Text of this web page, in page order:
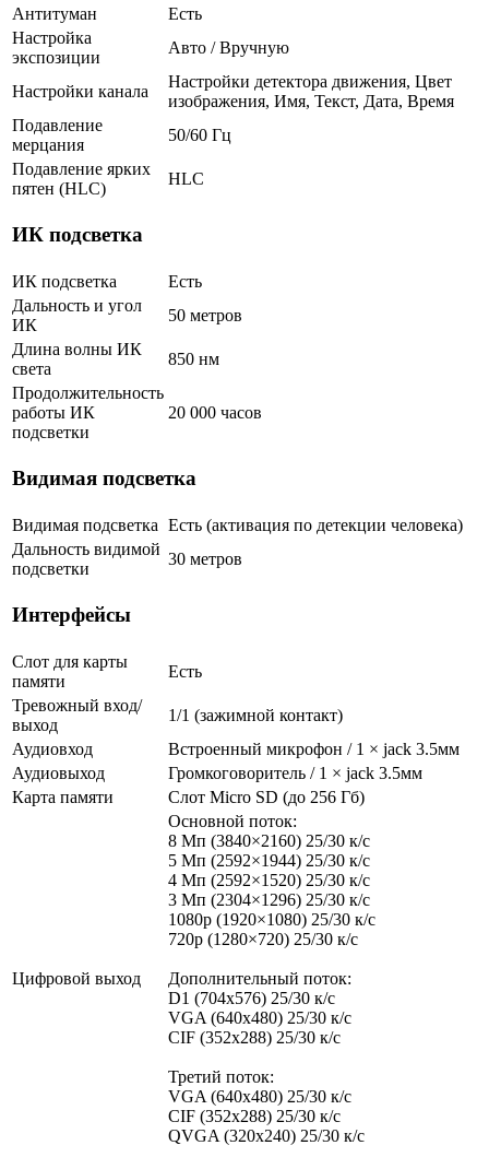
Антитуман
Есть
Настройка
экспозиции
Авто / Вручную
Настройки канала
Настройки детектора движения, Цвет
изображения, Имя, Текст, Дата, Время
Подавление
мерцания
50/60 Гц
Подавление ярких
пятен (HLC)
HLC
ИК подсветка
ИК подсветка
Есть
Дальность и угол
ИК
50 метров
Длина волны ИК
света
850 нм
Продолжительность
работы ИК
подсветки
20 000 часов
Видимая подсветка
Видимая подсветка Есть (активация по детекции человека)
Дальность видимой
подсветки
30 метров
Интерфейсы
Слот для карты
памяти
Есть
Тревожный вход/
выход
1/1 (зажимной контакт)
Аудиовход
Встроенный микрофон / 1 × jack 3.5мм
Аудиовыход
Громкоговоритель / 1 × jack 3.5мм
Карта памяти
Слот Micro SD (до 256 Гб)
Цифровой выход
Основной поток:
8 Мп (3840×2160) 25/30 к/с
5 Мп (2592×1944) 25/30 к/с
4 Мп (2592×1520) 25/30 к/с
3 Мп (2304×1296) 25/30 к/с
1080p (1920×1080) 25/30 к/с
720p (1280×720) 25/30 к/с
Дополнительный поток:
D1 (704x576) 25/30 к/с
VGA (640x480) 25/30 к/с
CIF (352x288) 25/30 к/с
Третий поток:
VGA (640x480) 25/30 к/с
CIF (352x288) 25/30 к/с
QVGA (320х240) 25/30 к/с